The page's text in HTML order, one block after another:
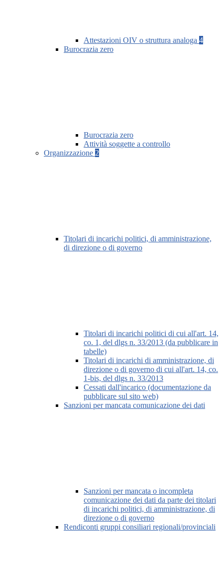
Attestazioni OIV o struttura analoga 4
Burocrazia zero
Burocrazia zero
Attività soggette a controllo
Organizzazione 2
Titolari di incarichi politici, di amministrazione,
di direzione o di governo
Titolari di incarichi politici di cui all'art. 14,
co. 1, del dlgs n. 33/2013 (da pubblicare in
tabelle)
Titolari di incarichi di amministrazione, di
direzione o di governo di cui all'art. 14, co.
1-bis, del dlgs n. 33/2013
Cessati dall'incarico (documentazione da
pubblicare sul sito web)
Sanzioni per mancata comunicazione dei dati
Sanzioni per mancata o incompleta
comunicazione dei dati da parte dei titolari
di incarichi politici, di amministrazione, di
direzione o di governo
Rendiconti gruppi consiliari regionali/provinciali